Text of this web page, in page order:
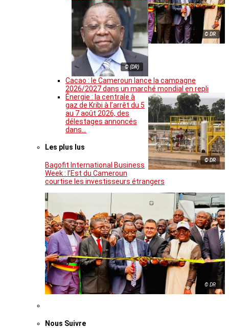
© DR
© (DR)
Cacao : le Cameroun lance la campagne
2026/2027 dans un marché mondial en repli
© DR
Énergie : la centrale à
gaz de Kribi à l’arrêt du 5
au 7 août 2026, des
délestages annoncés
dans…
Les plus lus
Bagofit International Business
Week : l’Est du Cameroun
courtise les investisseurs étrangers
© DR
Nous Suivre